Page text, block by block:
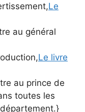
Le
au général
Le livre
au prince de
toutes les